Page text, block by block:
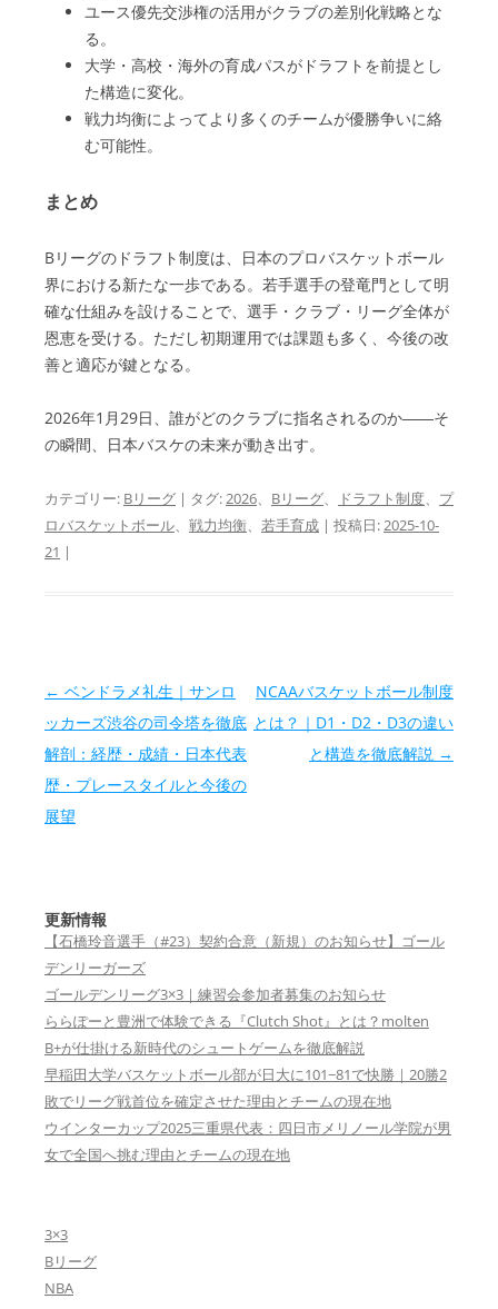
ユース優先交渉権の活用がクラブの差別化戦略とな
る。
大学・高校・海外の育成パスがドラフトを前提とし
た構造に変化。
戦力均衡によってより多くのチームが優勝争いに絡
む可能性。
まとめ
Bリーグのドラフト制度は、日本のプロバスケットボール
界における新たな一歩である。若手選手の登竜門として明
確な仕組みを設けることで、選手・クラブ・リーグ全体が
恩恵を受ける。ただし初期運用では課題も多く、今後の改
善と適応が鍵となる。
2026年1月29日、誰がどのクラブに指名されるのか――そ
の瞬間、日本バスケの未来が動き出す。
カテゴリー: Bリーグ | タグ:2026、 Bリーグ、 ドラフト制度、 プ
ロバスケットボール、 戦力均衡、 若手育成 | 投稿日:2025-10-
21 |
投稿ナビゲーション
← ベンドラメ礼生｜サンロ
ッカーズ渋谷の司令塔を徹底
解剖：経歴・成績・日本代表
歴・プレースタイルと今後の
展望
NCAAバスケットボール制度
とは？｜D1・D2・D3の違い
と構造を徹底解説 →
更新情報
【石橋玲音選手（#23）契約合意（新規）のお知らせ】ゴール
デンリーガーズ
ゴールデンリーグ3×3｜練習会参加者募集のお知らせ
ららぽーと豊洲で体験できる『Clutch Shot』とは？molten
B+が仕掛ける新時代のシュートゲームを徹底解説
早稲田大学バスケットボール部が日大に101−81で快勝｜20勝2
敗でリーグ戦首位を確定させた理由とチームの現在地
ウインターカップ2025三重県代表：四日市メリノール学院が男
女で全国へ挑む理由とチームの現在地
3×3
Bリーグ
NBA